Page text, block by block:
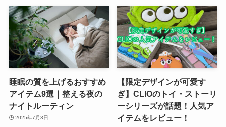
睡眠の質を上げるおすすめ
アイテム9選｜整える夜の
ナイトルーティン
2025年7月3日
【限定デザインが可愛す
ぎ】CLIOのトイ・ストーリ
ーシリーズが話題！人気ア
イテムをレビュー！